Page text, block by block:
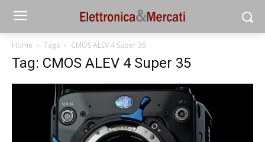
Home Tags CMOS ALEV 4 Super 35
Tag: CMOS ALEV 4 Super 35